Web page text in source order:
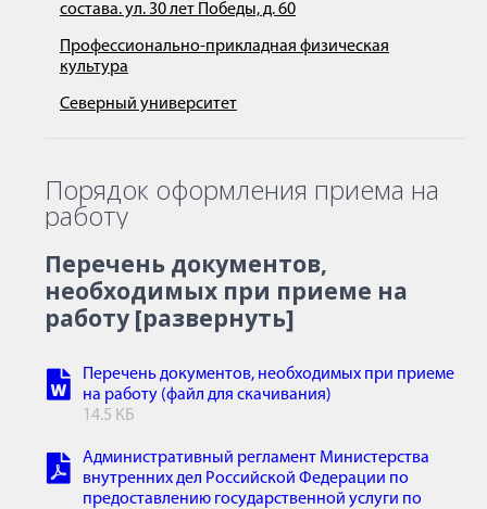
состава. ул. 30 лет Победы, д. 60
Профессионально-прикладная физическая
культура
Северный университет
Порядок оформления приема на
работу
Перечень документов,
необходимых при приеме на
работу [развернуть]
Перечень документов, необходимых при приеме
на работу (файл для скачивания)
14.5 КБ
Административный регламент Министерства
внутренних дел Российской Федерации по
предоставлению государственной услуги по